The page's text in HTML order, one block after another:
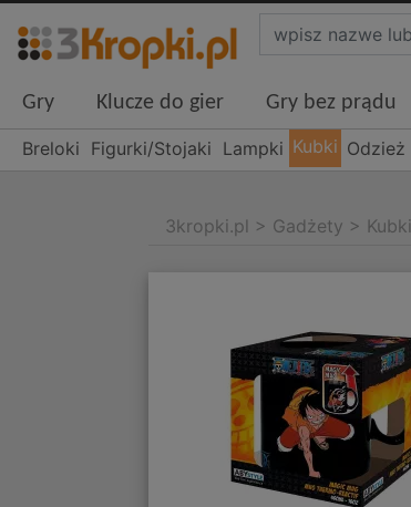
Gry Klucze do gier Gry bez prądu
Breloki Figurki/Stojaki Lampki Kubki Odzież
3kropki.pl > Gadżety > Kubki